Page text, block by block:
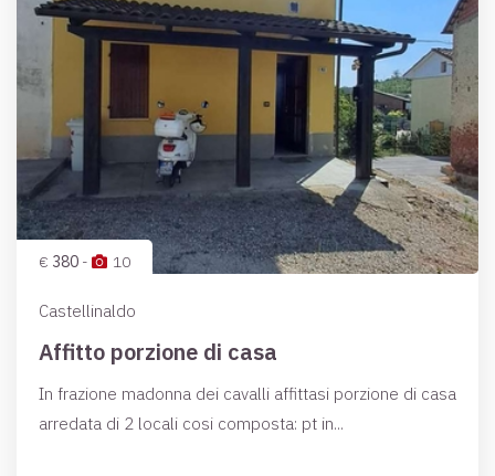
€ 380 - 10
Castellinaldo
Affitto porzione di casa
In frazione madonna dei cavalli affittasi porzione di casa
arredata di 2 locali cosi composta: pt in...